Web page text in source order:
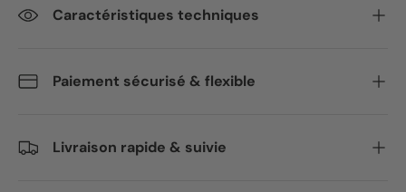
Caractéristiques techniques
Paiement sécurisé & flexible
Livraison rapide & suivie